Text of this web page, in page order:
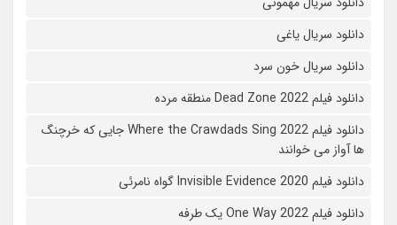
دانلود سریال یاغی
دانلود سریال خون سرد
دانلود فیلم 2022 Dead Zone منطقه مرده
دانلود فیلم Where the Crawdads Sing 2022 جایی که خرچنگ
ها آواز می خوانند
دانلود فیلم 2020 Invisible Evidence گواه نامرئی
دانلود فیلم One Way 2022 یک طرفه